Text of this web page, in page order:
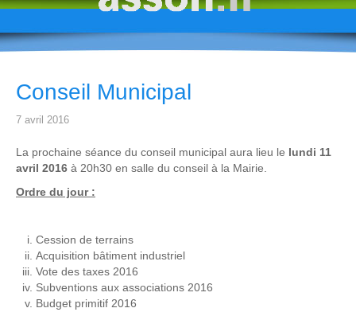
Conseil Municipal
7 avril 2016
La prochaine séance du conseil municipal aura lieu le lundi 11
avril 2016 à 20h30 en salle du conseil à la Mairie.
Ordre du jour :
Cession de terrains
Acquisition bâtiment industriel
Vote des taxes 2016
Subventions aux associations 2016
Budget primitif 2016